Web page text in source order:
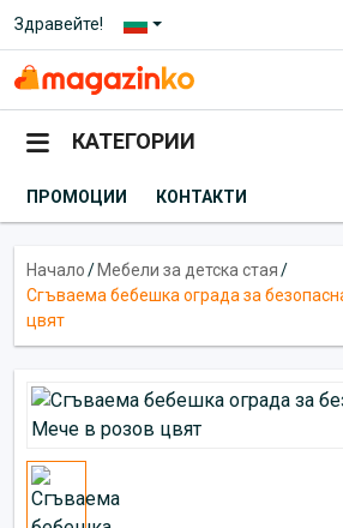
Здравейте!
КАТЕГОРИИ
ПРОМОЦИИ КОНТАКТИ
Начало/ Мебели за детска стая/
Сгъваема бебешка ограда за
цвят